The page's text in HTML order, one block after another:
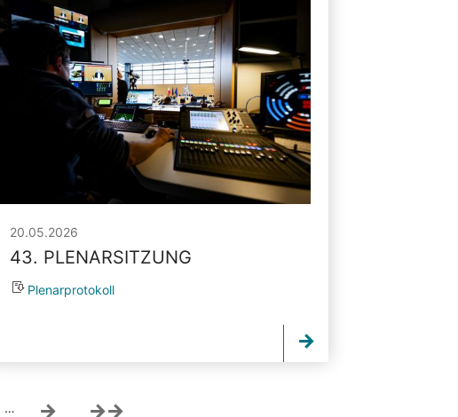
20.05.2026
43. PLENARSITZUNG
Plenarprotokoll
…